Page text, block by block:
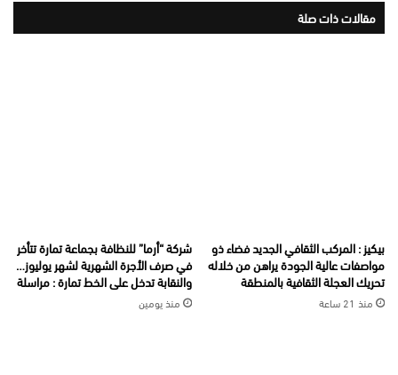
مقالات ذات صلة
بيكيز : المركب الثقافي الجديد فضاء ذو
مواصفات عالية الجودة يراهن من خلاله
تحريك العجلة الثقافية بالمنطقة
منذ 21 ساعة
شركة “أرما” للنظافة بجماعة تمارة تتأخر
في صرف الأجرة الشهرية لشهر يوليوز…
والنقابة تدخل على الخط تمارة : مراسلة
منذ يومين